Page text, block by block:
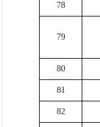
78
79
80
81
82